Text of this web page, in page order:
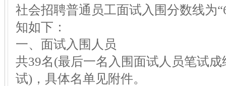
社会招聘普通员工面试入围分数线为
知如下：
一、面试入围人员
共39名(最后一名入围面试人员笔试
试)，具体名单见附件。